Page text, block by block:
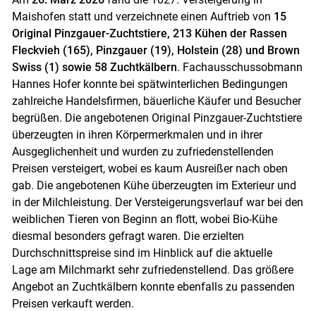
Skip to main content
Maishofen statt und verzeichnete einen Auftrieb von 15
Original Pinzgauer-Zuchtstiere, 213 Kühen der Rassen
Fleckvieh (165), Pinzgauer (19), Holstein (28) und Brown
Swiss (1) sowie 58 Zuchtkälbern. Fachausschussobmann
Hannes Hofer konnte bei spätwinterlichen Bedingungen
zahlreiche Handelsfirmen, bäuerliche Käufer und Besucher
begrüßen. Die angebotenen Original Pinzgauer-Zuchtstiere
überzeugten in ihren Körpermerkmalen und in ihrer
Ausgeglichenheit und wurden zu zufriedenstellenden
Preisen versteigert, wobei es kaum Ausreißer nach oben
gab. Die angebotenen Kühe überzeugten im Exterieur und
in der Milchleistung. Der Versteigerungsverlauf war bei den
weiblichen Tieren von Beginn an flott, wobei Bio-Kühe
diesmal besonders gefragt waren. Die erzielten
Durchschnittspreise sind im Hinblick auf die aktuelle
Lage am Milchmarkt sehr zufriedenstellend. Das größere
Angebot an Zuchtkälbern konnte ebenfalls zu passenden
Preisen verkauft werden.